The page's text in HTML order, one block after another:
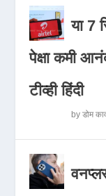
या 7
पेक्षा कमी
टीव्ही हिंदी
byडोम